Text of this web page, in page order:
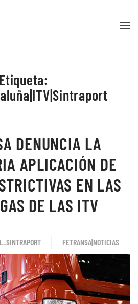
Etiqueta:
DENUNCIA LA
APLICACIÓN DE
EN LAS
DE LAS ITV
FETRANSA|NOTICIAS